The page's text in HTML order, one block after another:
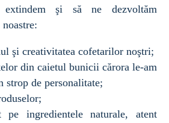
şi să ne dezvoltăm
şi creativitatea cofetarilor noştri;
din caietul bunicii cărora le-am
strop de personalitate;
pe ingredientele naturale, atent